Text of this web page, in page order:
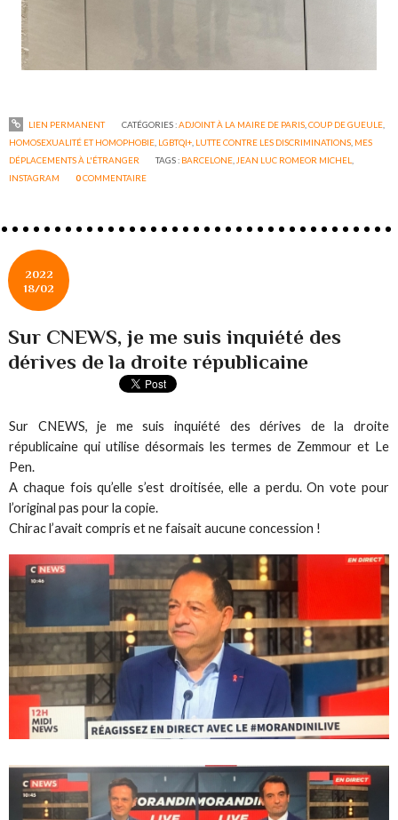
LIEN PERMANENT CATÉGORIES :ADJOINT À LA MAIRE DE PARIS, COUP DE GUEULE,
HOMOSEXUALITÉ ET HOMOPHOBIE LGBTQI+ LUTTE CONTRE LES DISCRIMINATIONS MES
DÉPLACEMENTS À L'ÉTRANGER
TAGS : BARCELONE JEAN LUC ROMEOR MICHEL
INSTAGRAM
0COMMENTAIRE
2022
18/02
Sur CNEWS, je me suis inquiété des
dérives de la droite républicaine
Sur CNEWS, je me suis inquiété des dérives de la droite
républicaine qui utilise désormais les termes de Zemmour et Le
Pen.
A chaque fois qu’elle s’est droitisée, elle a perdu. On vote pour
l’original pas pour la copie.
Chirac l’avait compris et ne faisait aucune concession !